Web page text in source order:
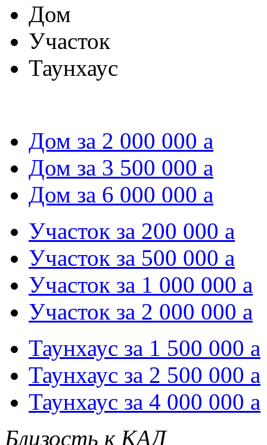
Дом
Участок
Таунхаус
Дом за 2 000 000 a
Дом за 3 500 000 a
Дом за 6 000 000 a
Участок за 200 000 a
Участок за 500 000 a
Участок за 1 000 000 a
Участок за 2 000 000 a
Таунхаус за 1 500 000 a
Таунхаус за 2 500 000 a
Таунхаус за 4 000 000 a
Близость к КАД